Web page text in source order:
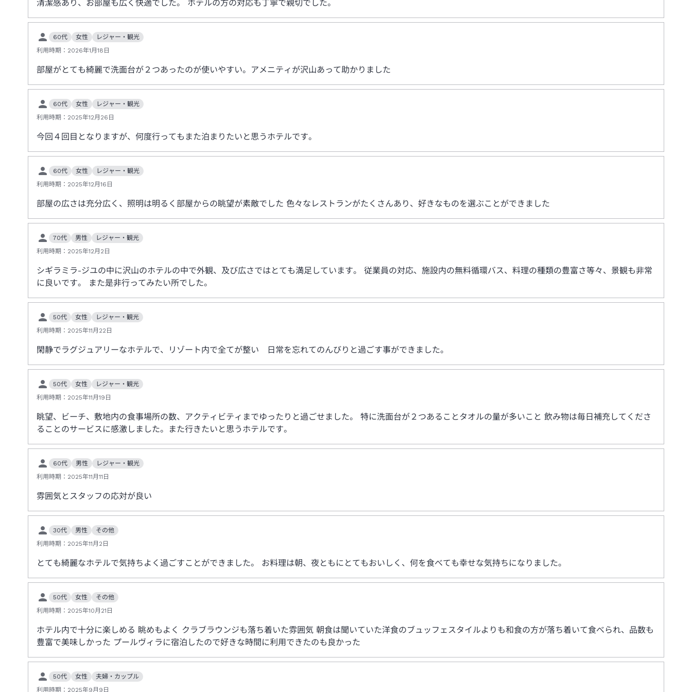
清潔感あり、お部屋も広く快適でした。 ホテルの方の対応も丁寧で親切でした。
60代 女性
レジャー・観光
利用時期： 2026年1月18日
部屋がとても綺麗で洗面台が２つあったのが使いやすい。アメニティが沢山あって助かりました
60代 女性
レジャー・観光
利用時期： 2025年12月26日
今回４回目となりますが、何度行ってもまた泊まりたいと思うホテルです。
60代 女性
レジャー・観光
利用時期： 2025年12月16日
部屋の広さは充分広く、照明は明るく部屋からの眺望が素敵でした 色々なレストランがたくさんあり、好きなものを選ぶことができました
70代 男性
レジャー・観光
利用時期： 2025年12月2日
シギラミラ-ジユの中に沢山のホテルの中で外観、及び広さではとても満足しています。 従業員の対応、施設内の無料循環バス、料理の種類の豊富さ等々、景観も非常
に良いです。 また是非行ってみたい所でした。
50代 女性
レジャー・観光
利用時期： 2025年11月22日
閑静でラグジュアリーなホテルで、リゾート内で全てが整い 日常を忘れてのんびりと過ごす事ができました。
50代 女性
レジャー・観光
利用時期： 2025年11月19日
眺望、ビーチ、敷地内の食事場所の数、アクティビティまでゆったりと過ごせました。 特に洗面台が２つあることタオルの量が多いこと 飲み物は毎日補充してくださ
ることのサービスに感激しました。また行きたいと思うホテルです。
60代 男性
レジャー・観光
利用時期： 2025年11月11日
雰囲気とスタッフの応対が良い
30代 男性
その他
利用時期： 2025年11月2日
とても綺麗なホテルで気持ちよく過ごすことができました。 お料理は朝、夜ともにとてもおいしく、何を食べても幸せな気持ちになりました。
50代 女性
その他
利用時期： 2025年10月21日
ホテル内で十分に楽しめる 眺めもよく クラブラウンジも落ち着いた雰囲気 朝食は聞いていた洋食のブュッフェスタイルよりも和食の方が落ち着いて食べられ、品数も
豊富で美味しかった プールヴィラに宿泊したので好きな時間に利用できたのも良かった
50代 女性
夫婦・カップル
利用時期： 2025年9月9日